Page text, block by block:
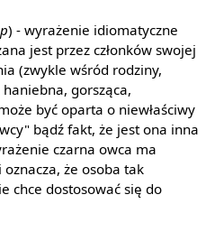
) - wyrażenie idiomatyczne
jest przez członków swojej
(zwykle wśród rodziny,
gorsząca,
być oparta o niewłaściwy
bądź fakt, że jest ona inna
czarna owca ma
że osoba tak
chce dostosować się do